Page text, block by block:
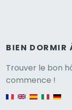
BIEN DORMIR
Trouver le bon
commence !
English version